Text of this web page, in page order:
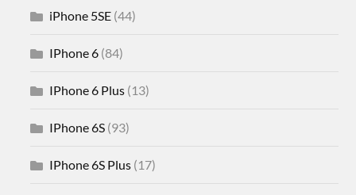
iPhone 5SE (44)
IPhone 6 (84)
IPhone 6 Plus (13)
IPhone 6S (93)
IPhone 6S Plus (17)